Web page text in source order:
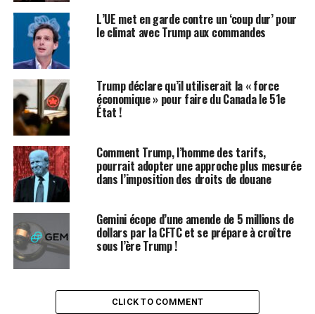
gouverneur de Californie, Gavin Newsom, qui était
également à bord.
Réactions de Trump
Malgré ces clarifications, Trump semble mécontent de
la couverture médiatique. Selon le New York Times, il a
contacté le journal pour exprimer ses doléances
concernant l’article. « Nous avons les enregistrements
de vol de l’hélicoptère, » a-t-il déclaré, affirmant qu’il et
Willie Brown avaient atterri « dans un champ. »
Trump a également annoncé qu’il « probablement allait
poursuivre » le journal en raison de cet article.
Lorsqu’on lui a demandé de fournir les enregistrements,
l’ancien président, âgé de 78 ans, aurait répondu de
manière moqueuse, répétant la demande sur un ton
L’UE met en garde contre un ‘coup dur’ pour
le climat avec Trump aux commandes
Trump déclare qu’il utiliserait la « force
économique » pour faire du Canada le 51e
État !
Comment Trump, l’homme des tarifs,
pourrait adopter une approche plus mesurée
dans l’imposition des droits de douane
Gemini écope d’une amende de 5 millions de
dollars par la CFTC et se prépare à croître
sous l’ère Trump !
CLICK TO COMMENT